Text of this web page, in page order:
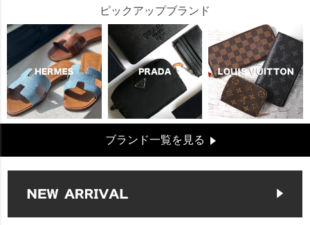
ピックアップブランド
ブランド一覧を見る